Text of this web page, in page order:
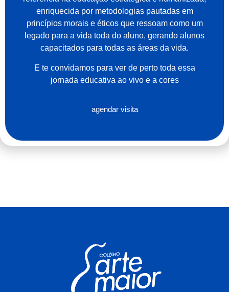
enriquecida por metodologias pautadas em
princípios morais e éticos que ressoam como um
legado para a vida toda do aluno, gerando alunos
capacitados para todas as áreas da vida.
E te convidamos para ver de perto toda essa
jornada educativa ao vivo e a cores
agendar visita